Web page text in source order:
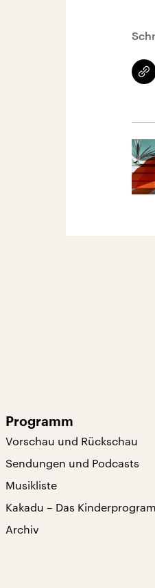
Programm
Vorschau und Rückschau
Sendungen und Podcasts
Musikliste
Kakadu – Das
Archiv